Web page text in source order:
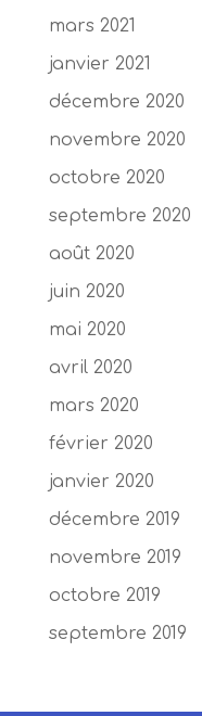
mars 2021
janvier 2021
décembre 2020
novembre 2020
octobre 2020
septembre 2020
août 2020
juin 2020
mai 2020
avril 2020
mars 2020
février 2020
janvier 2020
décembre 2019
novembre 2019
octobre 2019
septembre 2019